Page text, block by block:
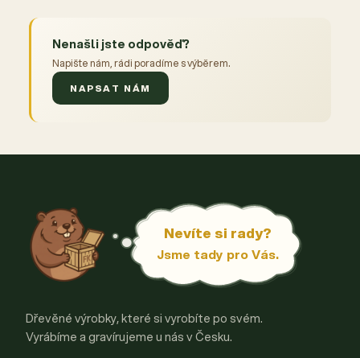
Nenašli jste odpověď?
Napište nám, rádi poradíme s výběrem.
NAPSAT NÁM
Nevíte si rady?
Jsme tady pro Vás.
Dřevěné výrobky, které si vyrobíte po svém.
Vyrábíme a gravírujeme u nás v Česku.